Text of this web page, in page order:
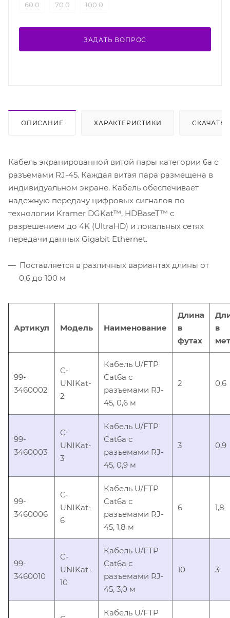
60.0 70.0 100.0
ЗАДАТЬ ВОПРОС
ОПИСАНИЕ ХАРАКТЕРИСТИКИ СКАЧАТЬ
Кабель экранированной витой пары категории 6a с
разъемами RJ-45. Каждая витая пара размещена в
индивидуальном экране. Кабель обеспечивает
надежную передачу цифровых сигналов по
технологии Kramer DGKat™, HDBaseT™ с
разрешением до 4K (UltraHD) и локальных сетях
передачи данных Gigabit Ethernet.
Поставляется в различных вариантах длины от
0,6 до 100 м
Артикул Модель Наименование
Длина
в
футах
в
99-
3460002
C-
UNIKat-
2
Кабель U/FTP
Cat6a с
разъемами RJ-
45, 0,6 м
2 0,6
99-
3460003
C-
UNIKat-
3
Кабель U/FTP
Cat6a с
разъемами RJ-
45, 0,9 м
3 0,9
99-
3460006
C-
UNIKat-
6
Кабель U/FTP
Cat6a с
разъемами RJ-
45, 1,8 м
6 1,8
99-
3460010
C-
UNIKat-
10
Кабель U/FTP
Cat6a с
разъемами RJ-
45, 3,0 м
10 3
Кабель U/FTP